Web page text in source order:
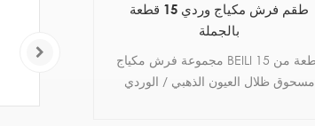
طقم فرش مكياج وردي 15 قطعة
بالجملة
مجموعة فرش مكياج BEILI 15 قطعة من
مسحوق ظلال العيون الذهبي / الوردي